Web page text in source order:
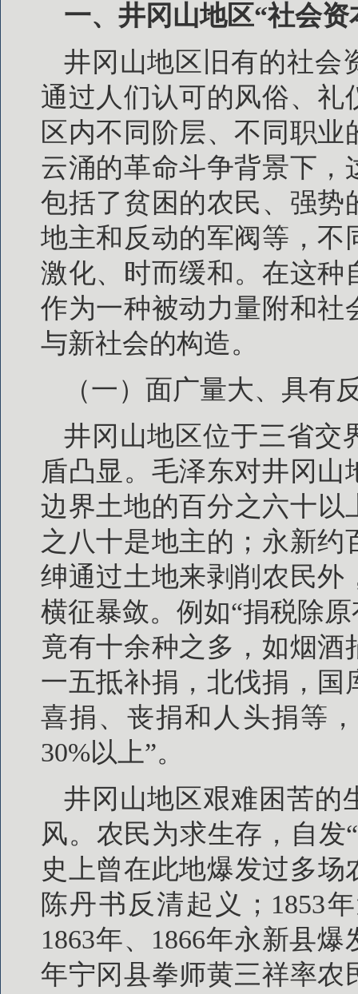
一、井冈山地区“社会资
井冈山地区旧有的社会
通过人们认可的风俗、
区内不同阶层、不同职
云涌的革命斗争背景下
包括了贫困的农民、强势
地主和反动的军阀等，不
激化、时而缓和。在这种
作为一种被动力量附和社
与新社会的构造。
（一）面广量大、具有
井冈山地区位于三省交
盾凸显。毛泽东对井冈
边界土地的百分之六十
之八十是地主的；永新
绅通过土地来剥削农民外
横征暴敛。例如“捐税除
竟有十余种之多，如烟
一五抵补捐，北伐捐，
喜捐、丧捐和人头捐等
30%以上”。
井冈山地区艰难困苦的
风。农民为求生存，自
史上曾在此地爆发过多场
陈丹书反清起义；1853
1863年、1866年永新县
年宁冈县拳师黄三祥率农